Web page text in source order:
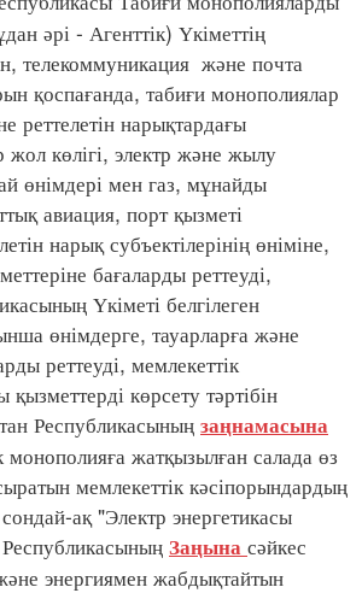
әрі - Агенттік) Үкіметтің
телекоммуникация және почта
қоспағанда, табиғи монополиялар
реттелетін нарықтардағы
көлігі, электр және жылу
өнімдері мен газ, мұнайды
авиация, порт қызметі
нарық субъектілерінің өніміне,
бағаларды реттеуді,
Үкіметі белгілеген
өнімдерге, тауарларға және
реттеуді, мемлекеттік
көрсету тәртібін
Республикасының заңнамасына
монополияға жатқызылған салада өз
мемлекеттік кәсіпорындардың
ақ "Электр энергетикасы
Заңына сәйкес
энергиямен жабдықтайтын